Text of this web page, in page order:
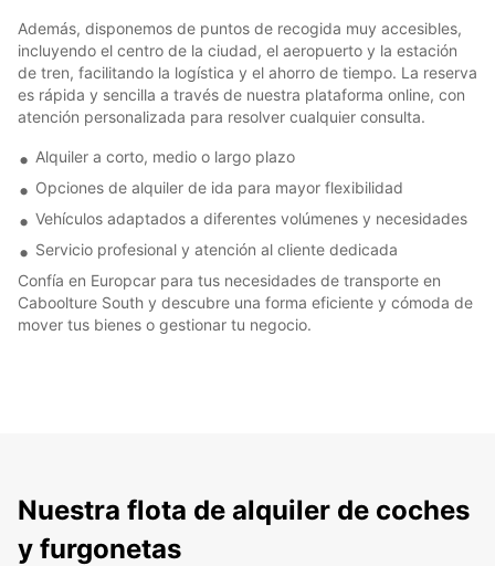
Además, disponemos de puntos de recogida muy accesibles,
incluyendo el centro de la ciudad, el aeropuerto y la estación
de tren, facilitando la logística y el ahorro de tiempo. La reserva
es rápida y sencilla a través de nuestra plataforma online, con
atención personalizada para resolver cualquier consulta.
Alquiler a corto, medio o largo plazo
Opciones de alquiler de ida para mayor flexibilidad
Vehículos adaptados a diferentes volúmenes y necesidades
Servicio profesional y atención al cliente dedicada
Confía en Europcar para tus necesidades de transporte en
Caboolture South y descubre una forma eficiente y cómoda de
mover tus bienes o gestionar tu negocio.
Nuestra flota de alquiler de coches
y furgonetas